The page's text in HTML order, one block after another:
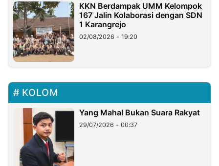
KKN Berdampak UMM Kelompok
167 Jalin Kolaborasi dengan SDN
1 Karangrejo
02/08/2026 - 19:20
KOLOM
Yang Mahal Bukan Suara Rakyat
29/07/2026 - 00:37